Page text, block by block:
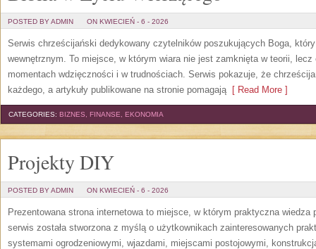
POSTED BY ADMIN ON KWIECIEŃ - 6 - 2026
Serwis chrześcijański dedykowany czytelników poszukujących Boga,
wewnętrznym. To miejsce, w którym wiara nie jest zamknięta w teorii,
momentach wdzięczności i w trudnościach. Serwis pokazuje, że
każdego, a artykuły publikowane na stronie pomagają[ Read More ]
CATEGORIES: BIZNES, FINANSE, EKONOMIA
Projekty DIY
POSTED BY ADMIN ON KWIECIEŃ - 6 - 2026
Prezentowana strona internetowa to miejsce, w którym praktyczna
serwis została stworzona z myślą o użytkownikach zainteresowanych
systemami ogrodzeniowymi, wjazdami, miejscami postojowymi,